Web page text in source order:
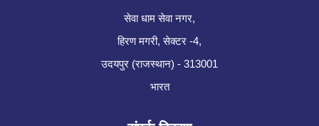
सेवा धाम सेवा नगर,
हिरण मगरी, सेक्टर -4,
उदयपुर (राजस्थान) - 313001
भारत